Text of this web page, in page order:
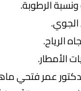
ونسبة الرطوبة.
الرياح.
الأمطار.
عمر فتحي